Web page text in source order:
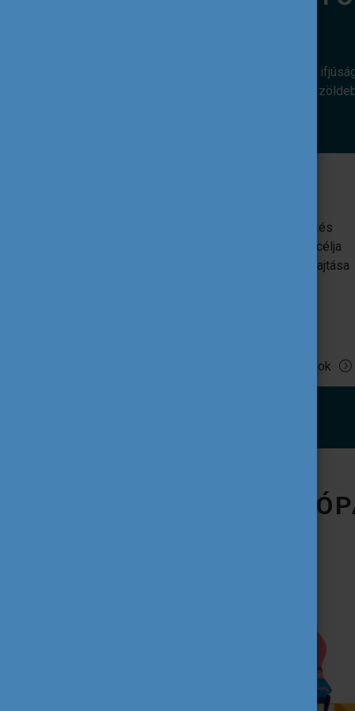
Az alábbi európai uniós programok az
révén. Hozzájárulnak ahhoz, hogy egy
Az EU oktatást, képzést, ifjúságügyet és
sportot támogató programja. Egyik fő célja
az uniós ifjúsági szakpolitikák végrehajtása
Tovább olvasok
IFJÚSÁG AZ